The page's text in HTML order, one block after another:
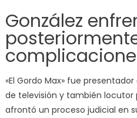
González
«El Gordo Max» fue
de televisión y también locutor
afrontó un proceso judicial en